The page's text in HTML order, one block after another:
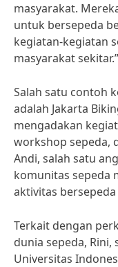
masyarakat.
untuk bersepeda
kegiatan-kegiatan
masyarakat sekitar.”
Salah satu contoh
adalah Jakarta
mengadakan
workshop sepeda,
Andi, salah satu
komunitas sepeda
aktivitas
Terkait dengan
dunia sepeda,
Universitas